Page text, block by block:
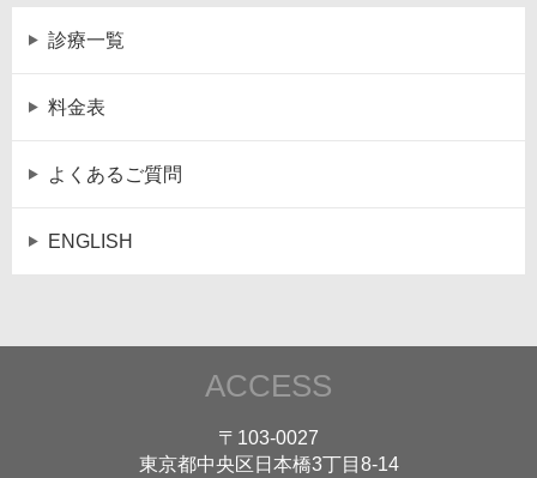
診療一覧
料金表
よくあるご質問
ENGLISH
ACCESS
〒103-0027
東京都中央区日本橋3丁目8-14